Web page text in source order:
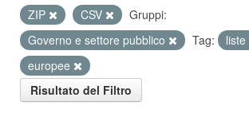
ZIP
CSV
Gruppi:
Governo e settore pubblico
Tag:
liste
europee
Risultato del Filtro